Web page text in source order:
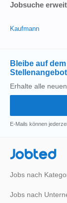
Jobsuche
Kaufmann
Bleibe auf
Erhalte alle
E-Mails können
Jobted
Jobs nach
Jobs nach